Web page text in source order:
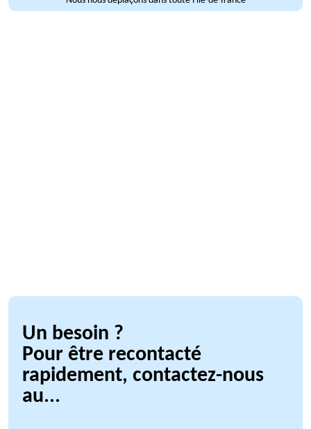
Un besoin ?
Pour être recontacté
rapidement, contactez-nous
au...